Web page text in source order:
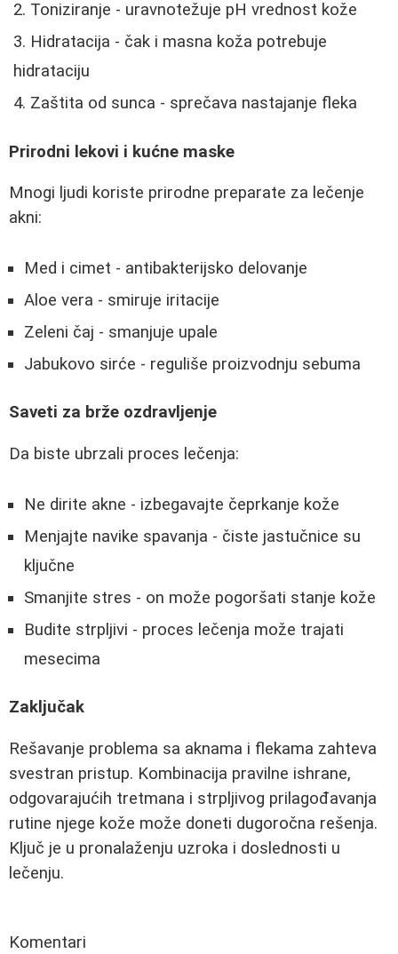
Toniziranje - uravnotežuje pH vrednost kože
Hidratacija - čak i masna koža potrebuje
hidrataciju
Zaštita od sunca - sprečava nastajanje fleka
Prirodni lekovi i kućne maske
Mnogi ljudi koriste prirodne preparate za lečenje
akni:
Med i cimet - antibakterijsko delovanje
Aloe vera - smiruje iritacije
Zeleni čaj - smanjuje upale
Jabukovo sirće - reguliše proizvodnju sebuma
Saveti za brže ozdravljenje
Da biste ubrzali proces lečenja:
Ne dirite akne - izbegavajte čeprkanje kože
Menjajte navike spavanja - čiste jastučnice su
ključne
Smanjite stres - on može pogoršati stanje kože
Budite strpljivi - proces lečenja može trajati
mesecima
Zaključak
Rešavanje problema sa aknama i flekama zahteva
svestran pristup. Kombinacija pravilne ishrane,
odgovarajućih tretmana i strpljivog prilagođavanja
rutine njege kože može doneti dugoročna rešenja.
Ključ je u pronalaženju uzroka i doslednosti u
lečenju.
Komentari